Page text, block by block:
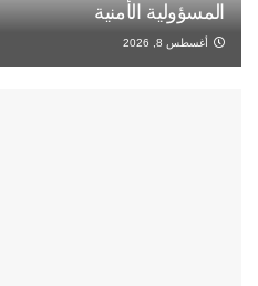
المسؤولية الأمنية
أغسطس 8, 2026